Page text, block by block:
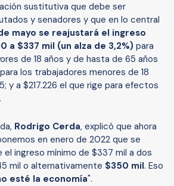
sustitutiva que debe ser
y senadores y que en lo central
mayo se reajustará el ingreso
a $337 mil (un alza de 3,2%) para
de 18 años y de hasta de 65 años
los trabajadores menores de 18
y a $217.226 el que rige para efectos
Rodrigo Cerda, explicó que ahora
en enero de 2022 que se
ingreso mínimo de $337 mil a dos
mil o alternativamente $350 mil. Eso
esté la economía".